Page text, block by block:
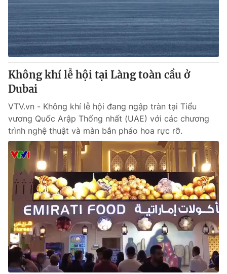
VTV Sức khoẻ Bất động sản
Thị trường 24h Tấm lòng Việt
VTV4 Vươn mình bằng AI
VTV9 VTV8
Liên hệ tòa soạn English
THỜI BÁO VTV
Theo dõi báo trên
Cơ quan chủ quản:Đài Truyền hình Việt Nam
Cơ quan báo chí:
Thời báo VTV
Không khí lễ hội tại Làng toàn cầu ở
Dubai
VTV.vn - Không khí lễ hội đang ngập tràn tại Tiểu
vương Quốc Arập Thống nhất (UAE) với các chương
trình nghệ thuật và màn bắn pháo hoa rực rỡ.